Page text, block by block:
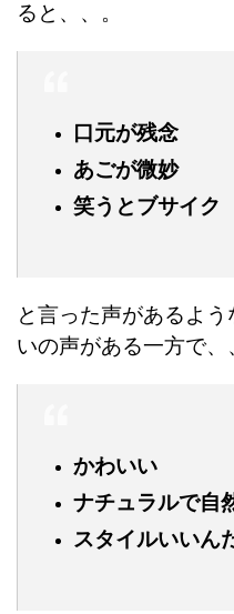
ると、、。
口元が残念
あごが微妙
笑うとブサイク
と言った声があるよ
いの声がある一方で、
かわいい
ナチュラルで自
スタイルいいん